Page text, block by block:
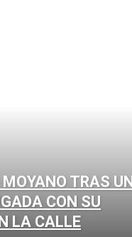
TRAS
CON SU
LA CALLE